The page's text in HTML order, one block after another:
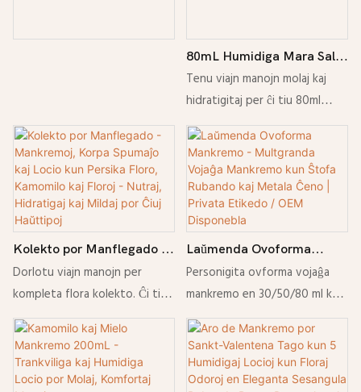
80mL Humidiga Mara Sala
Mankremo - Ĉiutaga
Manflegado por Sekaj
Tenu viajn manojn molaj kaj
hidratigitaj per ĉi tiu 80ml
Mara Sala Mankremo. Riĉigita
per humidigaj ingrediencoj, ĉi
tiu malpeza mankremo helpas
nutri sekan haŭton, lasante la
manojn glataj, refreŝigitaj kaj
ne-grasaj.
Kolekto por Manflegado -
Mankremoj, Korpa
Spumaĵo kaj Locio kun
kaj Floroj - Nutraj,
Hidratigaj kaj Mildaj por
Ĉiuj Haŭttipoj
Dorlotu viajn manojn per
kompleta flora kolekto. Ĉi tiu
aro inkluzivas kvar 30 ml
tubojn da niaj plej vendataj
mankremoj: Kamomilo, Lavendo
kaj Roza Akvo. Ĉiu malpeza
Laŭmenda Ovoforma
Mankremo - Multgranda
Vojaĝa Mankremo kun
Ĉeno | Privata Etikedo /
OEM Disponebla
Personigita ovforma vojaĝa
mankremo en 30/50/80 ml kun
ŝtofa rubando aŭ metala ĉeno.
OEM/privata etikedo havebla
- elektu odoron, koloron,
emblemon kaj pakaĵon.